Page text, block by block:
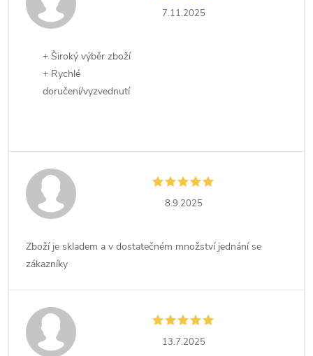
7.11.2025
+ Široký výběr zboží
+ Rychlé
doručení/vyzvednutí
8.9.2025
Zboží je skladem a v dostatečném množství jednání se
zákazníky
13.7.2025